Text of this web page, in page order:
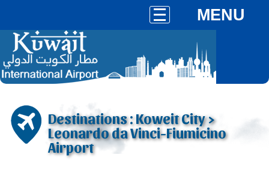
MENU
Destinations : Koweit City >
Leonardo da Vinci-Fiumicino
Airport